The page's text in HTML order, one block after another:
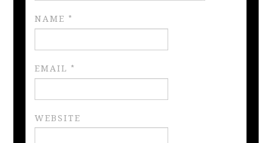
NAME*
EMAIL*
WEBSITE